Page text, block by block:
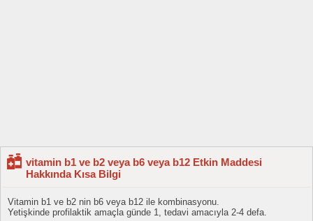
vitamin b1 ve b2 veya b6 veya b12 Etkin Maddesi
Hakkında Kısa Bilgi
Vitamin b1 ve b2 nin b6 veya b12 ile kombinasyonu.
Yetişkinde profilaktik amaçla günde 1, tedavi amacıyla 2-4 defa.